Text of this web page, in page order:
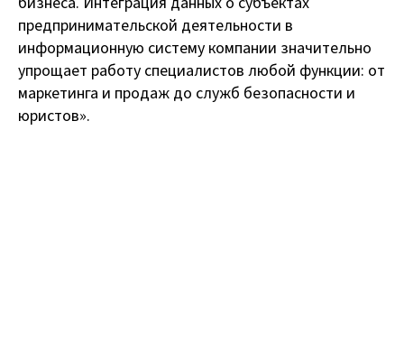
предпринимательской деятельности в
информационную систему компании значительно
упрощает работу специалистов любой функции: от
маркетинга и продаж до служб безопасности и
юристов».